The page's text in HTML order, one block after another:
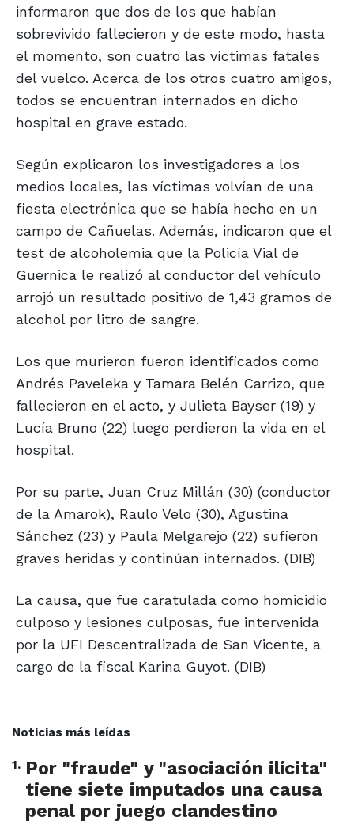
informaron que dos de los que habían
sobrevivido fallecieron y de este modo, hasta
el momento, son cuatro las víctimas fatales
del vuelco. Acerca de los otros cuatro amigos,
todos se encuentran internados en dicho
hospital en grave estado.
Según explicaron los investigadores a los
medios locales, las víctimas volvían de una
fiesta electrónica que se había hecho en un
campo de Cañuelas. Además, indicaron que el
test de alcoholemia que la Policía Vial de
Guernica le realizó al conductor del vehículo
arrojó un resultado positivo de 1,43 gramos de
alcohol por litro de sangre.
Los que murieron fueron identificados como
Andrés Paveleka y Tamara Belén Carrizo, que
fallecieron en el acto, y Julieta Bayser (19) y
Lucía Bruno (22) luego perdieron la vida en el
hospital.
Por su parte, Juan Cruz Millán (30) (conductor
de la Amarok), Raulo Velo (30), Agustina
Sánchez (23) y Paula Melgarejo (22) sufieron
graves heridas y continúan internados. (DIB)
La causa, que fue caratulada como homicidio
culposo y lesiones culposas, fue intervenida
por la UFI Descentralizada de San Vicente, a
cargo de la fiscal Karina Guyot. (DIB)
Noticias más leídas
1. Por "fraude" y "asociación ilícita"
tiene siete imputados una causa
penal por juego clandestino